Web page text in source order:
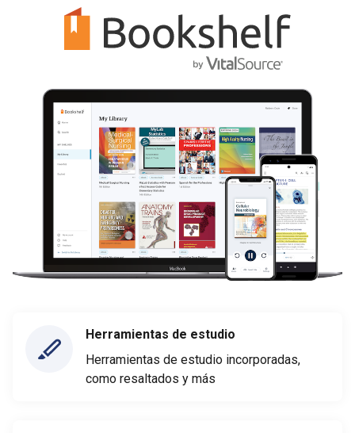
Herramientas de estudio
Herramientas de estudio incorporadas,
como resaltados y más